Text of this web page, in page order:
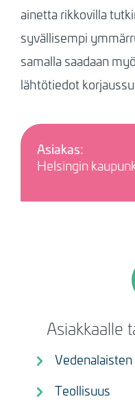
ainetta rikkovilla
syvällisempi
samalla saadaan
lähtötiedot
Asiakas:
Helsingin
Asiakkaalle
Teollisuus